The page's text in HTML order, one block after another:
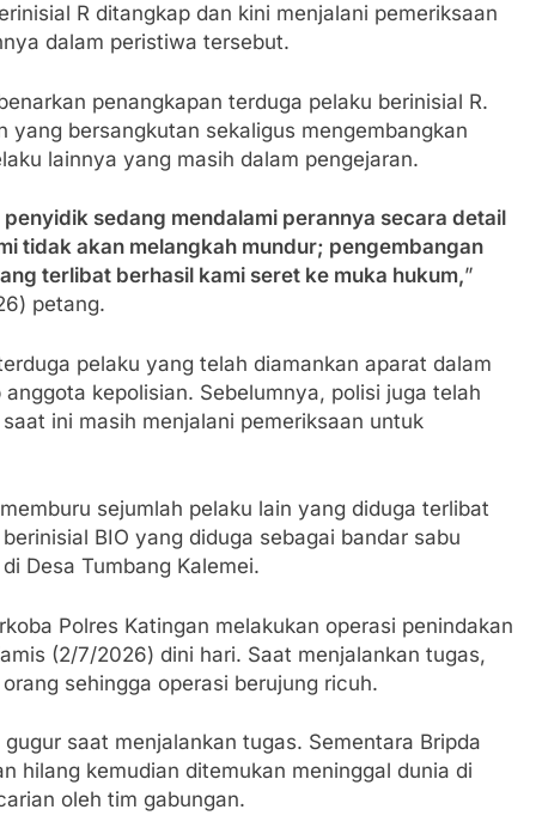
R ditangkap dan kini menjalani pemeriksaan
dalam peristiwa tersebut.
penangkapan terduga pelaku berinisial R.
bersangkutan sekaligus mengembangkan
lainnya yang masih dalam pengejaran.
sedang mendalami perannya secara detail
tidak akan melangkah mundur; pengembangan
terlibat berhasil kami seret ke muka hukum,”
petang.
pelaku yang telah diamankan aparat dalam
kepolisian. Sebelumnya, polisi juga telah
ini masih menjalani pemeriksaan untuk
sejumlah pelaku lain yang diduga terlibat
BIO yang diduga sebagai bandar sabu
Desa Tumbang Kalemei.
Polres Katingan melakukan operasi penindakan
(2/7/2026) dini hari. Saat menjalankan tugas,
sehingga operasi berujung ricuh.
saat menjalankan tugas. Sementara Bripda
hilang kemudian ditemukan meninggal dunia di
oleh tim gabungan.